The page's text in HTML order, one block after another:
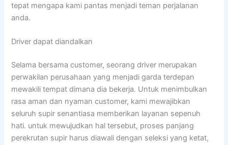
tepat mengapa kami pantas menjadi teman perjalanan
anda.
Driver dapat diandalkan
Selama bersama customer, seorang driver merupakan
perwakilan perusahaan yang menjadi garda terdepan
mewakili tempat dimana dia bekerja. Untuk menimbulkan
rasa aman dan nyaman customer, kami mewajibkan
seluruh supir senantiasa memberikan layanan sepenuh
hati. untuk mewujudkan hal tersebut, proses panjang
perekrutan supir harus diawali dengan seleksi yang ketat,